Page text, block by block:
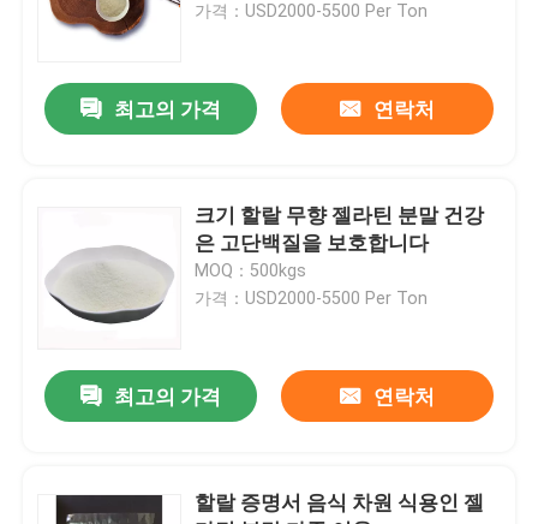
회사 소개
제품 소개
가격：USD2000-5500 Per Ton
최고의 가격 연락처
크기 할랄 무향 젤라틴 분말 건강
은 고단백질을 보호합니다
MOQ：500kgs
가격：USD2000-5500 Per Ton
최고의 가격 연락처
할랄 증명서 음식 차원 식용인 젤